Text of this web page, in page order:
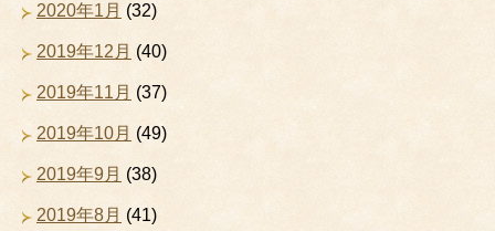
2020年1月 (32)
2019年12月 (40)
2019年11月 (37)
2019年10月 (49)
2019年9月 (38)
2019年8月 (41)